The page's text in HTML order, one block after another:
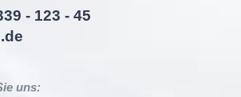
- 123 - 45
uns: